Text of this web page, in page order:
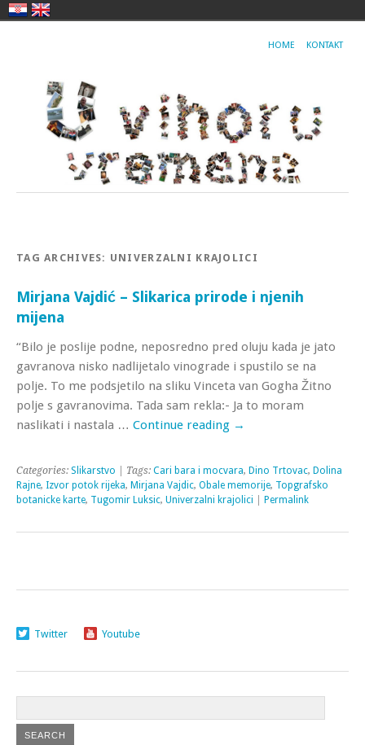
HOME KONTAKT
TAG ARCHIVES: UNIVERZALNI KRAJOLICI
Mirjana Vajdić – Slikarica prirode i njenih
mijena
“Bilo je poslije podne, neposredno pred oluju kada je jato
gavranova nisko nadlijetalo vinograde i spustilo se na
polje. To me podsjetilo na sliku Vinceta van Gogha Žitno
polje s gavranovima. Tada sam rekla:- Ja to moram
naslikati i nastala … Continue reading →
Categories: Slikarstvo | Tags: Cari bara i mocvara, Dino Trtovac, Dolina
Rajne, Izvor potok rijeka, Mirjana Vajdic, Obale memorije, Topgrafsko
botanicke karte, Tugomir Luksic, Univerzalni krajolici Permalink
Twitter Youtube